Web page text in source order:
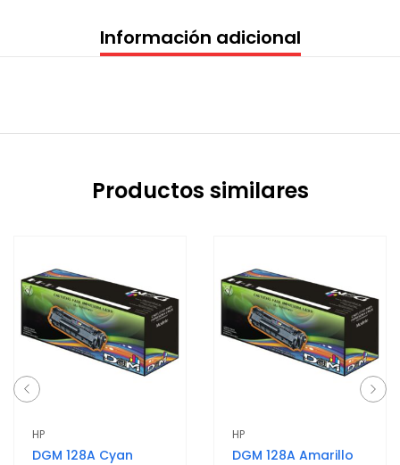
Información adicional
Productos similares
HP
DGM 128A Cyan
HP
DGM 128A Amarillo